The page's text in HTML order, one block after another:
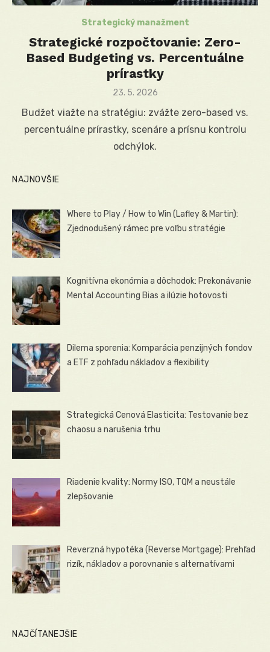
Strategický manažment
Strategické rozpočtovanie: Zero-
Based Budgeting vs. Percentuálne
prírastky
Posted
23. 5. 2026
Budžet viažte na stratégiu: zvážte zero-based vs.
percentuálne prírastky, scenáre a prísnu kontrolu
odchýlok.
NAJNOVŠIE
Where to Play / How to Win (Lafley & Martin):
Zjednodušený rámec pre voľbu stratégie
Kognitívna ekonómia a dôchodok: Prekonávanie
Mental Accounting Bias a ilúzie hotovosti
Dilema sporenia: Komparácia penzijných fondov
a ETF z pohľadu nákladov a flexibility
Strategická Cenová Elasticita: Testovanie bez
chaosu a narušenia trhu
Riadenie kvality: Normy ISO, TQM a neustále
zlepšovanie
Reverzná hypotéka (Reverse Mortgage): Prehľad
rizík, nákladov a porovnanie s alternatívami
NAJČÍTANEJŠIE